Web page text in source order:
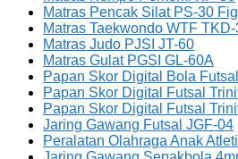
Matras Pencak Silat PS-30
Matras Taekwondo WTF
Matras Judo PJSI JT-60
Matras Gulat PGSI GL-60A
Papan Skor Digital Bola
Papan Skor Digital Futsal
Papan Skor Digital Futsal
Jaring Gawang Futsal JGF-04
Peralatan Olahraga Anak